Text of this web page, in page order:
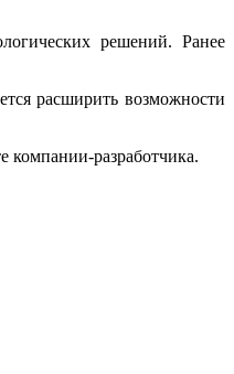
решений. Ранее
расширить возможности
компании-разработчика.